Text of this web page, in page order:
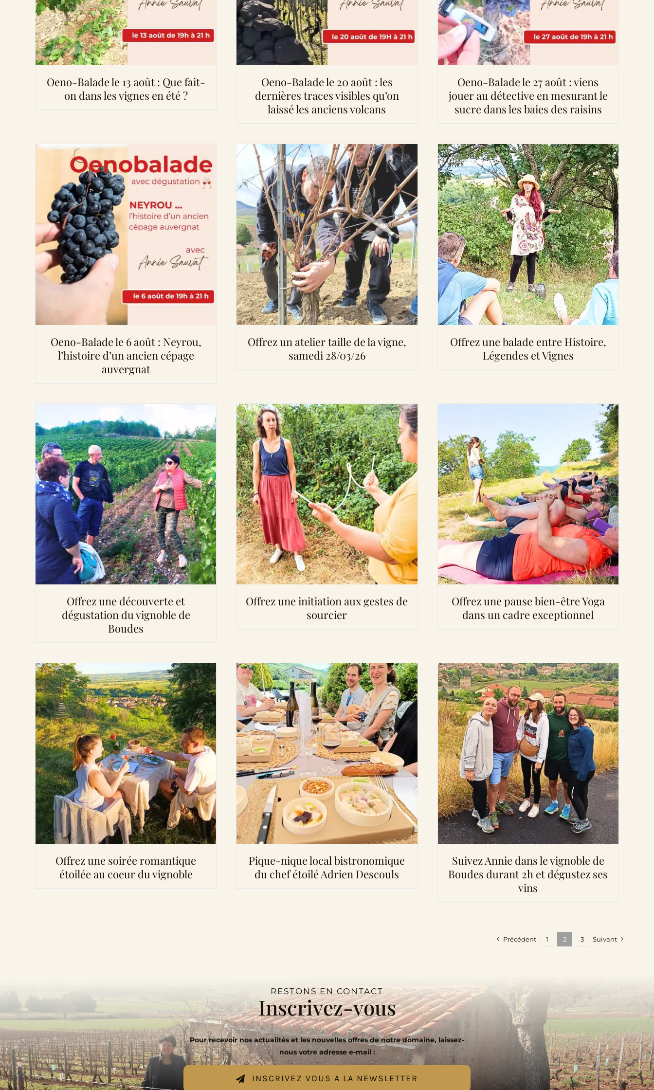
Oeno-Balade le 13 août : Que fait-
on dans les vignes en été ?
Oeno-Balade le 20 août : les
dernières traces visibles qu’on
laissé les anciens volcans
Oeno-Balade le 27 août : viens
jouer au détective en mesurant le
sucre dans les baies des raisins
Oeno-Balade le 6 août : Neyrou,
l’histoire d’un ancien cépage
auvergnat
Offrez un atelier taille de la vigne,
samedi 28/03/26
Offrez une balade entre Histoire,
Légendes et Vignes
Offrez une découverte et
dégustation du vignoble de
Boudes
Offrez une initiation aux gestes de
sourcier
Offrez une pause bien-être Yoga
dans un cadre exceptionnel
Offrez une soirée romantique
étoilée au coeur du vignoble
Pique-nique local bistronomique
du chef étoilé Adrien Descouls
Suivez Annie dans le vignoble de
Boudes durant 2h et dégustez ses
vins
Précédent 1 2 3 Suivant
RESTONS EN CONTACT
Inscrivez-vous
Pour recevoir nos actualités et les nouvelles offres de notre domaine, laissez-
nous votre adresse e-mail :
INSCRIVEZ VOUS A LA NEWSLETTER